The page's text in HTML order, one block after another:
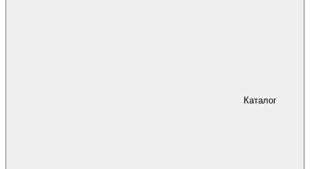
Каталог